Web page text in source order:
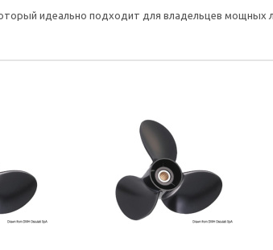
идеально подходит для владельцев мощных